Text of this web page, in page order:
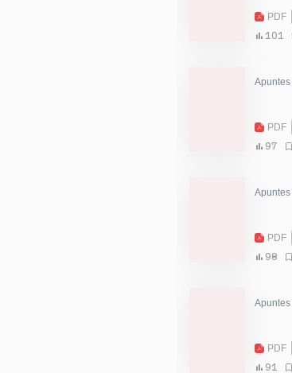
PDF
101
Apuntes
PDF
97
Apuntes
PDF
98
Apuntes
PDF
91